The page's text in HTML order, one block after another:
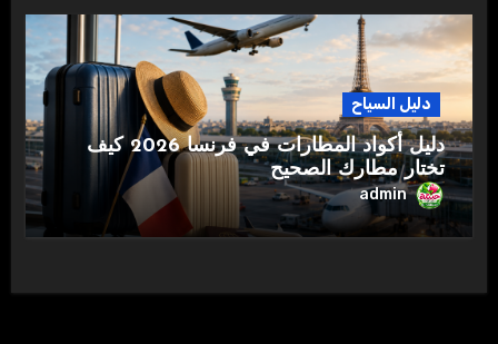
دليل السياح
دليل أكواد المطارات في فرنسا 2026 كيف
تختار مطارك الصحيح
admin